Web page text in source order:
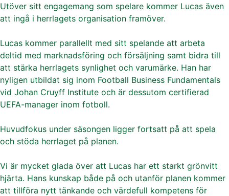
Utöver sitt engagemang som spelare kommer Lucas även
att ingå i herrlagets organisation framöver.
Lucas kommer parallellt med sitt spelande att arbeta
deltid med marknadsföring och försäljning samt bidra till
att stärka herrlagets synlighet och varumärke. Han har
nyligen utbildat sig inom Football Business Fundamentals
vid Johan Cruyff Institute och är dessutom certifierad
UEFA-manager inom fotboll.
Huvudfokus under säsongen ligger fortsatt på att spela
och stöda herrlaget på planen.
Vi är mycket glada över att Lucas har ett starkt grönvitt
hjärta. Hans kunskap både på och utanför planen kommer
att tillföra nytt tänkande och värdefull kompetens för